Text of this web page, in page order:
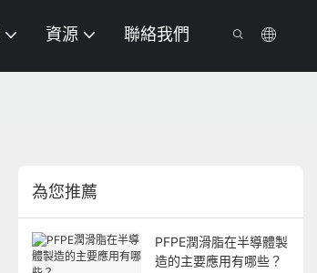
資源 聯絡我們
為您推薦
PFPE潤滑脂在半導體製
造的主要應用有哪些？